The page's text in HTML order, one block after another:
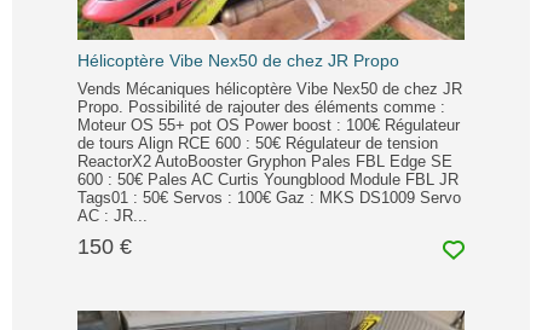
Hélicoptère Vibe Nex50 de chez JR Propo
Vends Mécaniques hélicoptère Vibe Nex50 de chez JR
Propo. Possibilité de rajouter des éléments comme :
Moteur OS 55+ pot OS Power boost : 100€ Régulateur
de tours Align RCE 600 : 50€ Régulateur de tension
ReactorX2 AutoBooster Gryphon Pales FBL Edge SE
600 : 50€ Pales AC Curtis Youngblood Module FBL JR
Tags01 : 50€ Servos : 100€ Gaz : MKS DS1009 Servo
AC : JR...
150 €